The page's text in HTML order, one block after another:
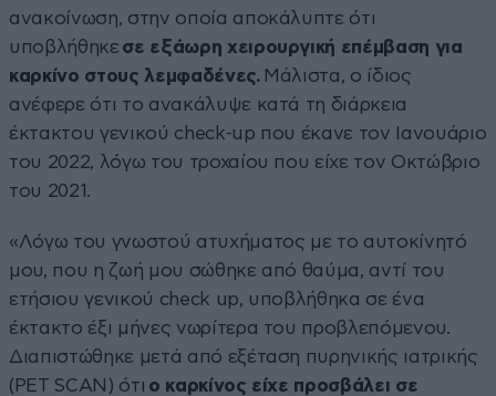
ανακοίνωση, στην οποία αποκάλυπτε ότι
υποβλήθηκε σε εξάωρη χειρουργική επέμβαση για
καρκίνο στους λεμφαδένες. Μάλιστα, ο ίδιος
ανέφερε ότι το ανακάλυψε κατά τη διάρκεια
έκτακτου γενικού check-up που έκανε τον Ιανουάριο
του 2022, λόγω του τροχαίου που είχε τον Οκτώβριο
του 2021.
«Λόγω του γνωστού ατυχήματος με το αυτοκίνητό
μου, που η ζωή μου σώθηκε από θαύμα, αντί του
ετήσιου γενικού check up, υποβλήθηκα σε ένα
έκτακτο έξι μήνες νωρίτερα του προβλεπόμενου.
Διαπιστώθηκε μετά από εξέταση πυρηνικής ιατρικής
(PET SCAN) ότι ο καρκίνος είχε προσβάλει σε